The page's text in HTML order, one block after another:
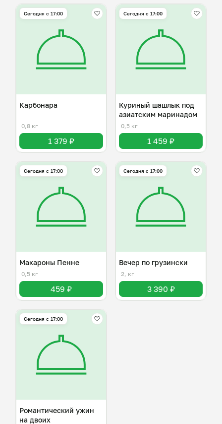
Сегодня с 17:00
Карбонара
0,8 кг
1 379 ₽
Сегодня с 17:00
Куриный шашлык под
азиатским маринадом
0,5 кг
1 459 ₽
Сегодня с 17:00
Макароны Пенне
0,5 кг
459 ₽
Сегодня с 17:00
Вечер по грузински
2, кг
3 390 ₽
Сегодня с 17:00
Романтический ужин
на двоих